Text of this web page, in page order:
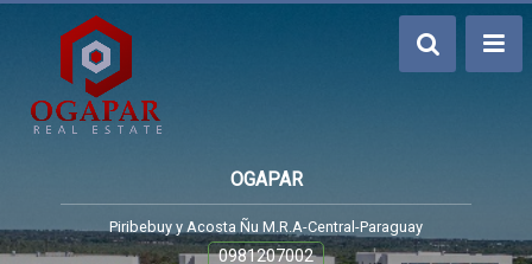
OGAPAR
Piribebuy y Acosta Ñu M.R.A-Central-Paraguay
0981207002